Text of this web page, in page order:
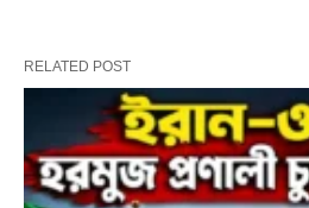
RELATED POST